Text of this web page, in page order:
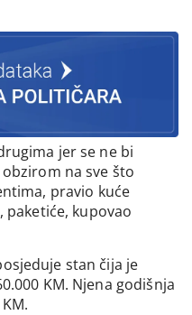
jer se ne bi
na sve što
pravio kuće
paketiće, kupovao
stan čija je
KM. Njena godišnja